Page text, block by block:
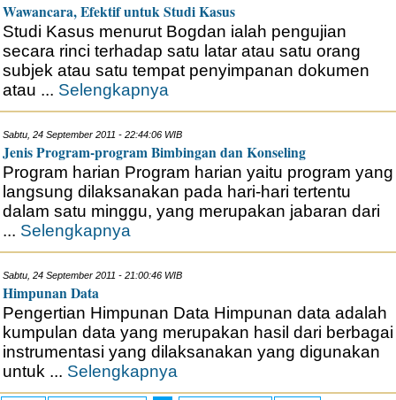
Wawancara, Efektif untuk Studi Kasus
Studi Kasus menurut Bogdan ialah pengujian
secara rinci terhadap satu latar atau satu orang
subjek atau satu tempat penyimpanan dokumen
atau ... Selengkapnya
Sabtu, 24 September 2011 - 22:44:06 WIB
Jenis Program-program Bimbingan dan Konseling
Program harian Program harian yaitu program yang
langsung dilaksanakan pada hari-hari tertentu
dalam satu minggu, yang merupakan jabaran dari
... Selengkapnya
Sabtu, 24 September 2011 - 21:00:46 WIB
Himpunan Data
Pengertian Himpunan Data Himpunan data adalah
kumpulan data yang merupakan hasil dari berbagai
instrumentasi yang dilaksanakan yang digunakan
untuk ... Selengkapnya